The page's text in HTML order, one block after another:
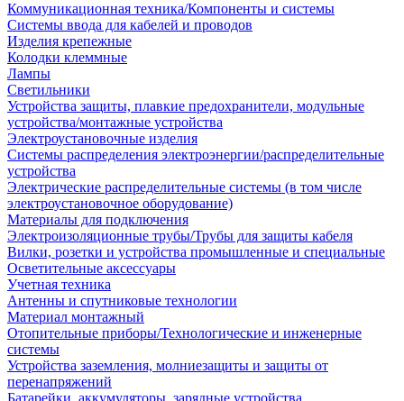
Коммуникационная техника/Компоненты и системы
Системы ввода для кабелей и проводов
Изделия крепежные
Колодки клеммные
Лампы
Светильники
Устройства защиты, плавкие предохранители, модульные
устройства/монтажные устройства
Электроустановочные изделия
Системы распределения электроэнергии/распределительные
устройства
Электрические распределительные системы (в том числе
электроустановочное оборудование)
Материалы для подключения
Электроизоляционные трубы/Трубы для защиты кабеля
Вилки, розетки и устройства промышленные и специальные
Осветительные аксессуары
Учетная техника
Антенны и спутниковые технологии
Материал монтажный
Отопительные приборы/Технологические и инженерные
системы
Устройства заземления, молниезащиты и защиты от
перенапряжений
Батарейки, аккумуляторы, зарядные устройства